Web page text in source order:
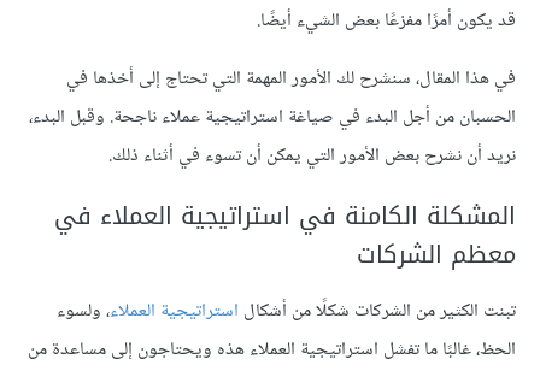
قد يكون أمرًا مفزعًا بعض الشيء أيضًا.
في هذا المقال، سنشرح لك الأمور المهمة التي تحتاج إلى أخذها في
الحسبان من أجل البدء في صياغة استراتيجية عملاء ناجحة. وقبل البدء،
نريد أن نشرح بعض الأمور التي يمكن أن تسوء في أثناء ذلك.
المشكلة الكامنة في استراتيجية العملاء في
معظم الشركات
تبنت الكثير من الشركات شكلًا من أشكال استراتيجية العملاء، ولسوء
الحظ، غالبًا ما تفشل استراتيجية العملاء هذه ويحتاجون إلى مساعدة من